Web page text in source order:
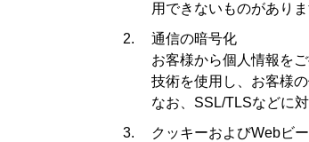
用できないものがあり
通信の暗号化
お客様から個人情報を
技術を使用し、お客様
なお、SSL/TLSなどに
クッキーおよびWebビ